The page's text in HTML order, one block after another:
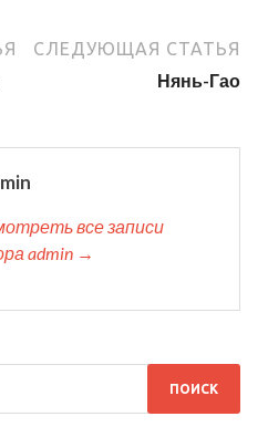
СЛЕДУЮЩАЯ СТАТЬЯ
Нянь-Гао
все записи
admin →